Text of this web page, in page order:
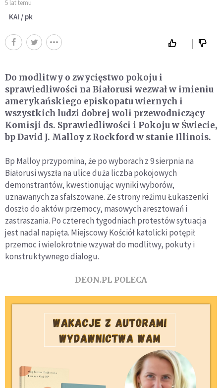
5 lat temu
KAI / pk
Do modlitwy o zwycięstwo pokoju i
sprawiedliwości na Białorusi wezwał w imieniu
amerykańskiego episkopatu wiernych i
wszystkich ludzi dobrej woli przewodniczący
Komisji ds. Sprawiedliwości i Pokoju w Świecie,
bp David J. Malloy z Rockford w stanie Illinois.
Bp Malloy przypomina, że po wyborach z 9 sierpnia na
Białorusi wyszła na ulice duża liczba pokojowych
demonstrantów, kwestionując wyniki wyborów,
uznawanych za sfałszowane. Ze strony reżimu Łukaszenki
doszło do aktów przemocy, masowych aresztowań i
zastraszania. Po czterech tygodniach protestów sytuacja
jest nadal napięta. Miejscowy Kościół katolicki potępił
przemoc i wielokrotnie wzywał do modlitwy, pokuty i
konstruktywnego dialogu.
DEON.PL POLECA